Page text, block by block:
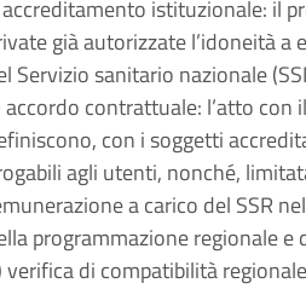
istituzionale: il
già autorizzate l’idoneità a
Servizio sanitario nazionale
accordo contrattuale: l’atto con
con i soggetti
agli utenti, nonché,
a carico del SSR
programmazione regionale
verifica di compatibilità